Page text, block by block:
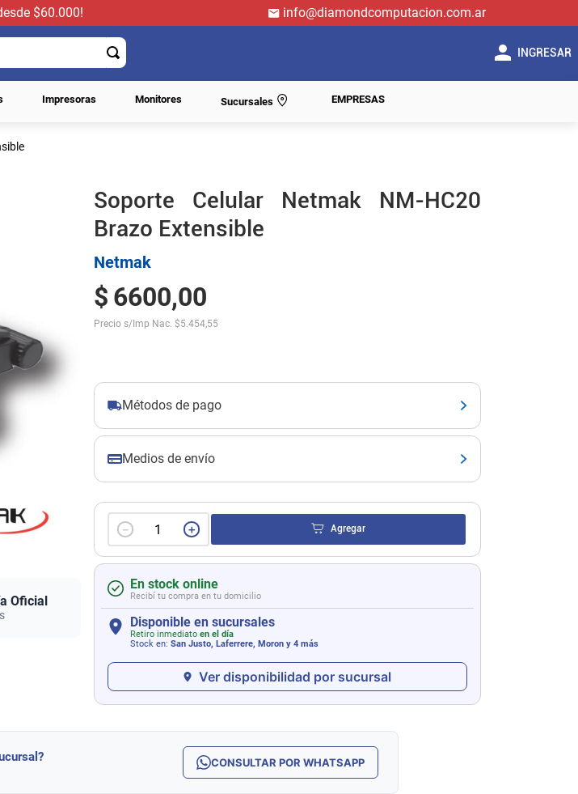
$60.000!
info@diamondcomputacion.com.ar
INGRESAR
Impresoras Monitores Sucursales EMPRESAS
Oficial
Soporte Celular Netmak NM-HC20
Brazo Extensible
Netmak
$ 6600,00
Precio s/Imp Nac. $5.454,55
Métodos de pago
Medios de envío
＋
－ Agregar
En stock online
Recibí tu compra en tu domicilio
Disponible en sucursales
Retiro inmediato en el día
Stock en: San Justo, Laferrere, Morony 4 más
Ver disponibilidad por sucursal
CONSULTAR POR WHATSAPP